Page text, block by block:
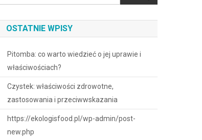
OSTATNIE WPISY
Pitomba: co warto wiedzieć o jej uprawie i
właściwościach?
Czystek: właściwości zdrowotne,
zastosowania i przeciwwskazania
https://ekologisfood.pl/wp-admin/post-
new.php